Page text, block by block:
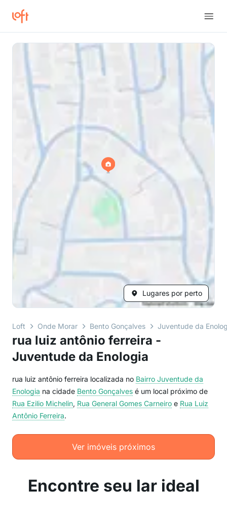
Lugares por perto
Loft Onde Morar Bento Gonçalves Juventude da
rua luiz antônio ferreira -
Juventude da Enologia
rua luiz antônio ferreira localizada no Bairro Juventude da
Enologia na cidade Bento Gonçalves é um local próximo de
Rua Ezilio Michelin, Rua General Gomes Carneiro e Rua Luiz
Antônio Ferreira.
Ver imóveis próximos
Encontre seu lar ideal